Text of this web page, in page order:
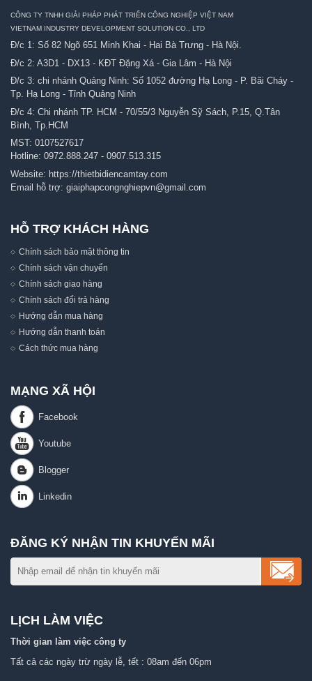
CÔNG TY TNHH GIẢI PHÁP PHÁT TRIỂN CÔNG NGHIỆP VIỆT NAM
VIETNAM INDUSTRY DEVELOPMENT SOLUTION CO., LTD
Đ/c 1: Số 82 Ngõ 651 Minh Khai - Hai Bà Trưng - Hà Nội.
Đ/c 2: A3D1 - DX13 - KĐT Đặng Xá - Gia Lâm - Hà Nội
Đ/c 3: chi nhánh Quảng Ninh: Số 1052 đường Hạ Long - P. Bãi Cháy -
Tp. Hạ Long - Tỉnh Quảng Ninh
Đ/c 4: Chi nhánh TP. HCM - 70/55/3 Nguyễn Sỹ Sách, P.15, Q.Tân
Bình, Tp.HCM
MST: 0107527617
Hotline: 0972.888.247 - 0907.513.315
Website: https://thietbidiencamtay.com
Email hỗ trợ: giaiphapcongnghiepvn@gmail.com
HỖ TRỢ KHÁCH HÀNG
Chính sách bảo mật thông tin
Chính sách vận chuyển
Chính sách giao hàng
Chính sách đổi trả hàng
Hướng dẫn mua hàng
Hướng dẫn thanh toán
Cách thức mua hàng
MẠNG XÃ HỘI
ĐĂNG KÝ NHẬN TIN KHUYẾN MÃI
LỊCH LÀM VIỆC
Thời gian làm việc công ty
Tất cả các ngày trừ ngày lễ, tết : 08am đến 06pm